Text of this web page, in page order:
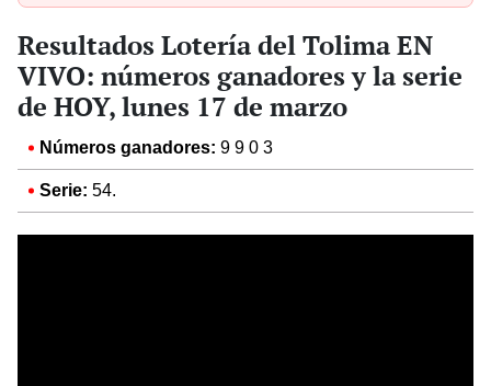
Resultados Lotería del Tolima EN
VIVO: números ganadores y la serie
de HOY, lunes 17 de marzo
Números ganadores: 9 9 0 3
Serie: 54.